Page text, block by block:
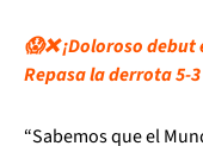
😱❌ ¡Doloroso
Repasa la derrota 5-
“Sabemos que el